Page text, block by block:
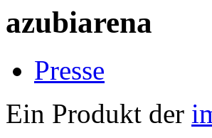
azubiarena
Presse
Ein Produkt der